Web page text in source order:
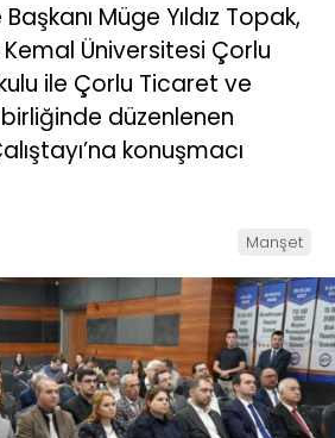
Müge Yıldız Topak,
Üniversitesi Çorlu
ile Çorlu Ticaret ve
düzenlenen
konuşmacı
Manşet